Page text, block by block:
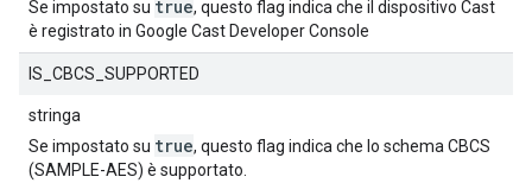
Se impostato su true, questo flag indica che il dispositivo Cast
è registrato in Google Cast Developer Console
IS_CBCS_SUPPORTED
stringa
Se impostato su true, questo flag indica che lo schema CBCS
(SAMPLE-AES) è supportato.